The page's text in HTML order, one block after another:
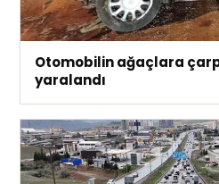
Otomobilin ağaçlara
yaralandı